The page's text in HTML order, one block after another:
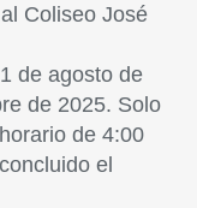
Coliseo José
de agosto de
de 2025. Solo
de 4:00
el